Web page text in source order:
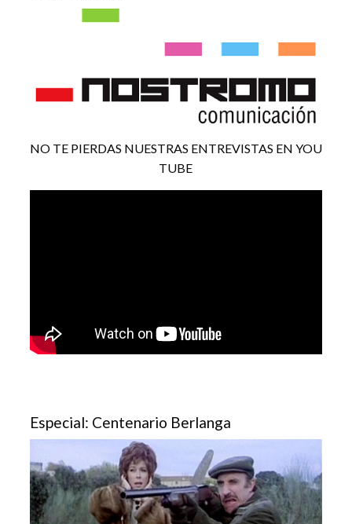
NO TE PIERDAS NUESTRAS ENTREVISTAS EN YOU
TUBE
Especial: Centenario Berlanga